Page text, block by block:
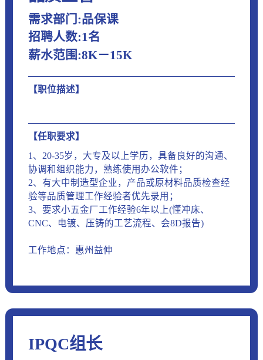
需求部门:品保课
招聘人数:1名
薪水范围:8K－15K
【职位描述】
【任职要求】
1、20-35岁，大专及以上学历，具备良好的沟通、
协调和组织能力，熟练使用办公软件；
2、有大中制造型企业，产品或原材料品质检查经
验等品质管理工作经验者优先录用；
3、要求小五金厂工作经验6年以上(懂冲床、
CNC、电镀、压铸的工艺流程、会8D报告)
工作地点：惠州益伸
IPQC组长